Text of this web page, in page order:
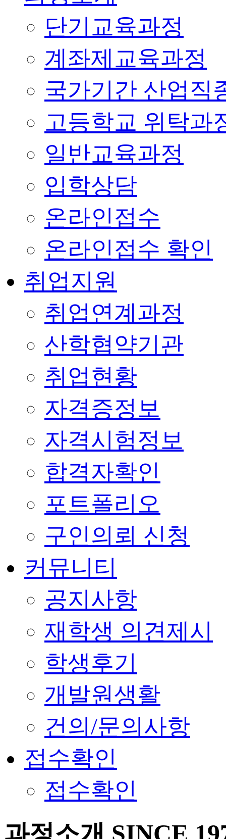
단기교육과정
계좌제교육과정
국가기간 산업직
고등학교 위탁과
일반교육과정
입학상담
온라인접수
온라인접수 확인
취업지원
취업연계과정
산학협약기관
취업현황
자격증정보
자격시험정보
합격자확인
포트폴리오
구인의뢰 신청
커뮤니티
공지사항
재학생 의견제시
학생후기
개발원생활
건의/문의사항
접수확인
접수확인
과정소개 SINCE